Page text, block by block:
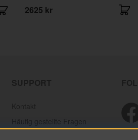
2625 kr
Häufig gestellte Fragen